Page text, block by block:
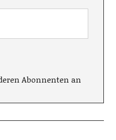
Abonnenten an